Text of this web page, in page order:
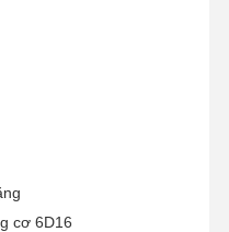
cơ 6D16